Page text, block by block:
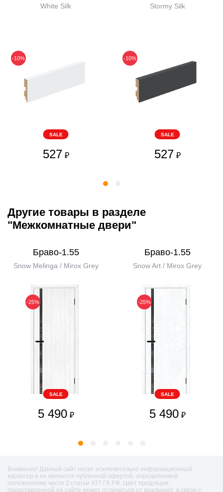
White Silk
-10%
SALE
527 ₽
Stormy Silk
-10%
SALE
527 ₽
Другие товары в разделе
"Межкомнатные двери"
Браво-1.55
Snow Melinga / Mirox Grey
-25%
SALE
5 490 ₽
Браво-1.55
Snow Art / Mirox Grey
-25%
SALE
5 490 ₽
Внимание! Данный сайт носит исключительно информационный
характер и не является публичной офертой, определяемой
положениями части 2 статьи 437 ГК РФ. Цвет продукции,
представленной на сайте может отличаться от реального, в связи с